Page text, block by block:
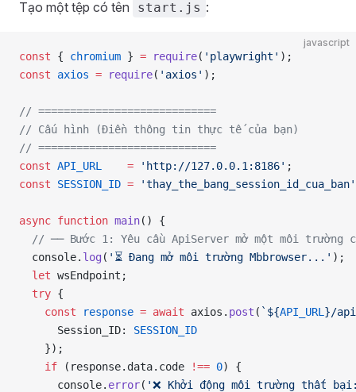
Tạo một tệp có tên start.js :
javascript
const { chromium } = require( 'playwright' );
const axios = require( 'axios' );
// ============================
// Cấu hình (Điền thông tin thực tế của bạn)
// ============================
const API_URL
    =
'http://127.0.0.1:8186' ;
const SESSION_ID = 'thay_the_bang_session_id_cua_ban'
async function main() {
// ── Bước 1: Yêu cầu ApiServer mở một môi trường
  console.
log ( '⏳ Đang mở môi trường Mbbrowser...' );
  let
wsEndpoint;
  try
{
    const
response = await axios. post ( `${API_URL }/
      Session_ID:
SESSION_ID
    });
    if
(response.data.code !== 0) {
      console.
error( '❌ Khởi động môi trường thất